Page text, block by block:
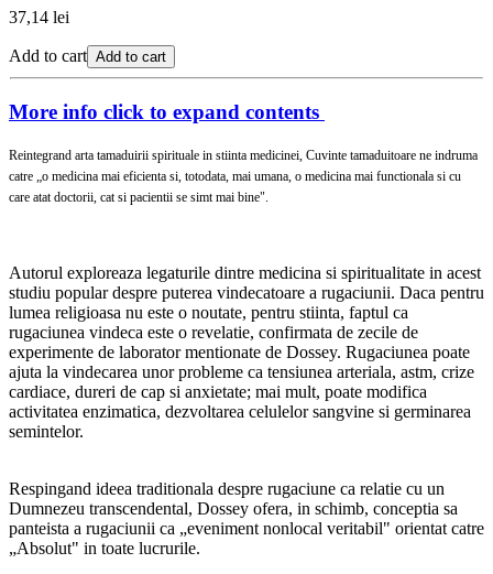
37,14 lei
Add to cart Add to cart
More info click to expand contents
Reintegrand arta tamaduirii spirituale in stiinta medicinei, Cuvinte tamaduitoare ne indruma
catre „o medicina mai eficienta si, totodata, mai umana, o medicina mai functionala si cu
care atat doctorii, cat si pacientii se simt mai bine".
Autorul exploreaza legaturile dintre medicina si spiritualitate in acest
studiu popular despre puterea vindecatoare a rugaciunii. Daca pentru
lumea religioasa nu este o noutate, pentru stiinta, faptul ca
rugaciunea vindeca este o revelatie, confirmata de zecile de
experimente de laborator mentionate de Dossey. Rugaciunea poate
ajuta la vindecarea unor probleme ca tensiunea arteriala, astm, crize
cardiace, dureri de cap si anxietate; mai mult, poate modifica
activitatea enzimatica, dezvoltarea celulelor sangvine si germinarea
semintelor.
Respingand ideea traditionala despre rugaciune ca relatie cu un
Dumnezeu transcendental, Dossey ofera, in schimb, conceptia sa
panteista a rugaciunii ca „eveniment nonlocal veritabil" orientat catre
„Absolut" in toate lucrurile.